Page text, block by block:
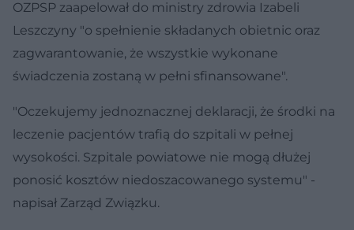
OZPSP zaapelował do ministry zdrowia Izabeli
Leszczyny "o spełnienie składanych obietnic oraz
zagwarantowanie, że wszystkie wykonane
świadczenia zostaną w pełni sfinansowane".
"Oczekujemy jednoznacznej deklaracji, że środki na
leczenie pacjentów trafią do szpitali w pełnej
wysokości. Szpitale powiatowe nie mogą dłużej
ponosić kosztów niedoszacowanego systemu" -
napisał Zarząd Związku.